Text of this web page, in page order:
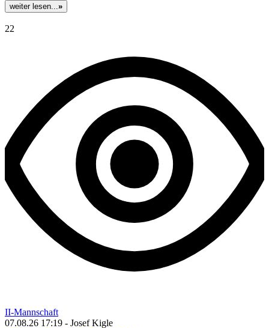
weiter lesen...»
22
II-Mannschaft
07.08.26 17:19 - Josef Kigle